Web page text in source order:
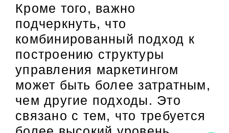
Кроме того, важно
подчеркнуть, что
комбинированный подход к
построению структуры
управления маркетингом
может быть более затратным,
чем другие подходы. Это
связано с тем, что требуется